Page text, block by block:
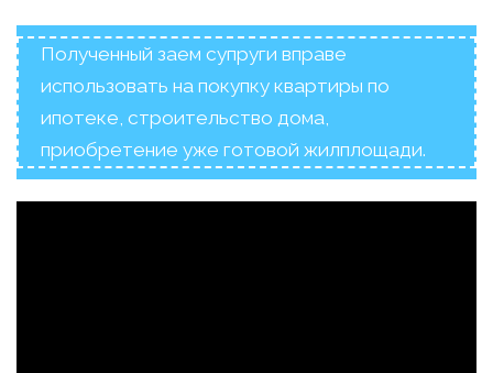
Полученный заем супруги вправе
использовать на покупку квартиры по
ипотеке, строительство дома,
приобретение уже готовой жилплощади.